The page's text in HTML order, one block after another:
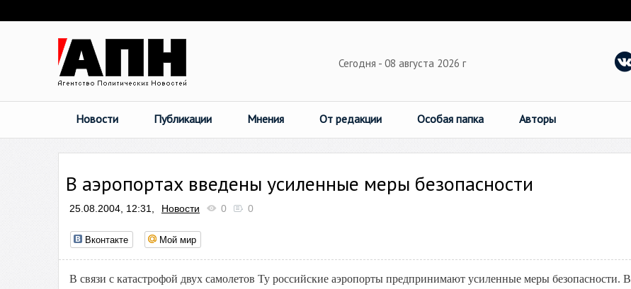
Сегодня - 08 августа 2026 г
Новости Публикации Мнения От редакции Особая папка Авторы
В аэропортах введены усиленные меры безопасности
25.08.2004, 12:31, Новости 0 0
Вконтакте Мой мир
В связи с катастрофой двух самолетов Ту российские аэропорты предпринимают усиленные меры безопасности. В